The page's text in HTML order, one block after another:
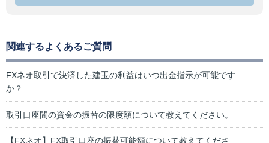
関連するよくあるご質問
FXネオ取引で決済した建玉の利益はいつ出金指示が可能です
か？
取引口座間の資金の振替の限度額について教えてください。
【FXネオ】FX取引口座の振替可能額について教えてくださ